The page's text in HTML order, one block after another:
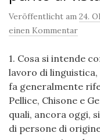
Veröffentlicht am 24.
einen Kommentar
1. Cosa si intende
lavoro di linguistica,
fa generalmente
Pellice, Chisone e
quali, ancora oggi,
di persone di